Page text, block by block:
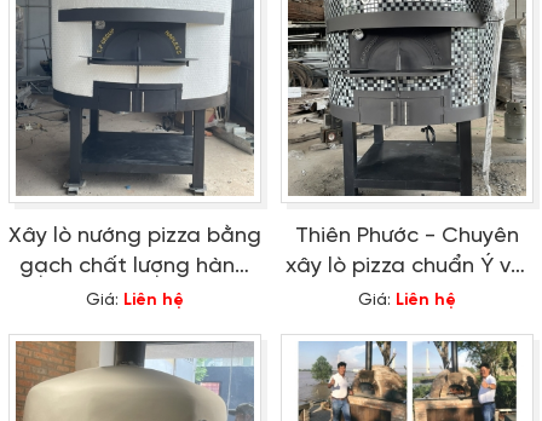
Xây lò nướng pizza bằng
gạch chất lượng hàng
đầu với giá tốt 2024
Giá: Liên hệ
Thiên Phước - Chuyên
xây lò pizza chuẩn Ý với
giá thành tốt nhất
Giá: Liên hệ